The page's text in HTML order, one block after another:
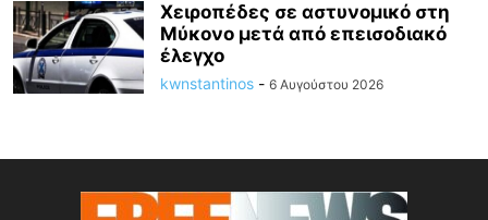
Χειροπέδες σε αστυνομικό στη
Μύκονο μετά από επεισοδιακό
έλεγχο
kwnstantinos - 6 Αυγούστου 2026